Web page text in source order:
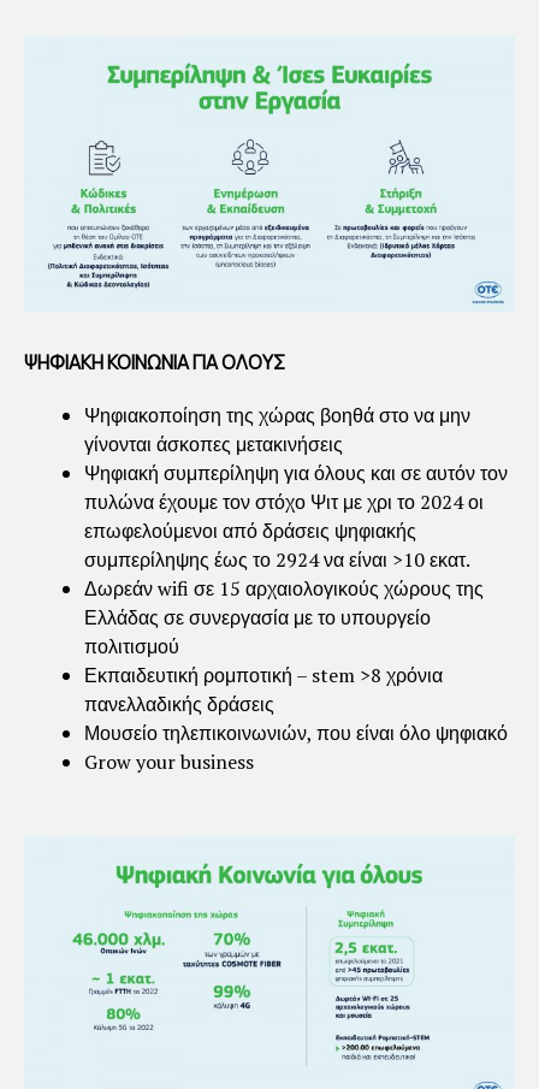
ΨΗΦΙΑΚΗ ΚΟΙΝΩΝΙΑ ΓΙΑ ΟΛΟΥΣ
Ψηφιακοποίηση της χώρας βοηθά στο να μην
γίνονται άσκοπες μετακινήσεις
Ψηφιακή συμπερίληψη για όλους και σε αυτόν τον
πυλώνα έχουμε τον στόχο Ψιτ με χρι το 2024 οι
επωφελούμενοι από δράσεις ψηφιακής
συμπερίληψης έως το 2924 να είναι >10 εκατ.
Δωρεάν wifi σε 15 αρχαιολογικούς χώρους της
Ελλάδας σε συνεργασία με το υπουργείο
πολιτισμού
Εκπαιδευτική ρομποτική – stem >8 χρόνια
πανελλαδικής δράσεις
Μουσείο τηλεπικοινωνιών, που είναι όλο ψηφιακό
Grow your business